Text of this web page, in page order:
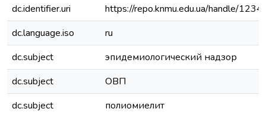
dc.identifier.uri
https://repo.knmu.edu.ua/handle/
dc.language.iso
ru
dc.subject
эпидемиологический надзор
dc.subject
ОВП
dc.subject
полиомиелит